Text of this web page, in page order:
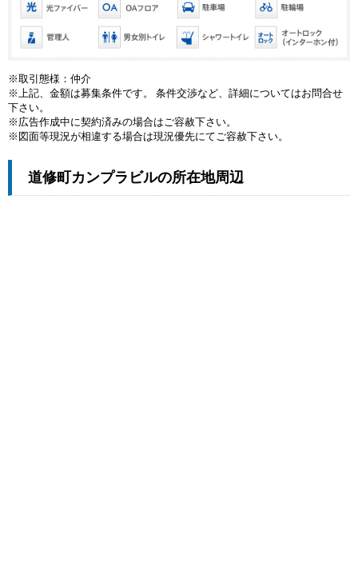
※取引態様：仲介
※上記、金額は募集条件です。 条件交渉など、詳細についてはお問合せ
下さい。
※広告作成中に契約済みの場合はご容赦下さい。
※図面等現況が相違する場合は現況優先にてご容赦下さい。
道修町カンプラビルの所在地周辺